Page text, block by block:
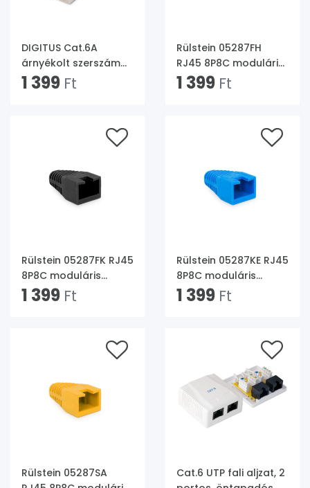
DIGITUS Cat.6A
árnyékolt szerszám
nélkül szerelhető
1 399 Ft
Rülstein 05287FH
RJ45 8P8C moduláris
dugókhoz fehér
1 399 Ft
Rülstein 05287FK RJ45
8P8C moduláris
dugókhoz fekete
1 399 Ft
Rülstein 05287KE RJ45
8P8C moduláris
dugókhoz kék 100db
1 399 Ft
Rülstein 05287SA
Cat.6 UTP fali aljzat, 2